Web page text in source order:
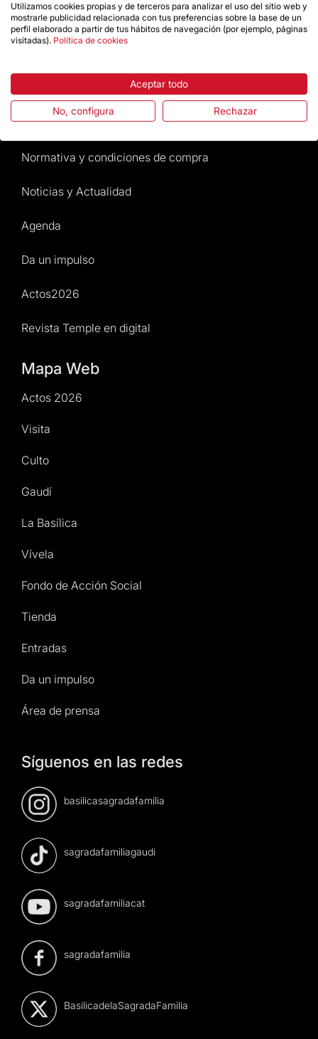
Destacados
Preguntas frecuentes
Atención al Visitante
Normativa y condiciones de compra
Noticias y Actualidad
Agenda
Da un impulso
Actos2026
Revista Temple en digital
Mapa Web
Actos 2026
Visita
Culto
Gaudí
La Basílica
Vívela
Fondo de Acción Social
Tienda
Entradas
Da un impulso
Área de prensa
Síguenos en las redes
basilicasagradafamilia
sagradafamiliagaudi
sagradafamiliacat
sagradafamilia
BasilicadelaSagradaFamilia
Utilizamos cookies propias y de terceros para analizar el uso del sitio web y
mostrarle publicidad relacionada con tus preferencias sobre la base de un
perfil elaborado a partir de tus hábitos de navegación (por ejemplo, páginas
visitadas). Política de cookies
Aceptar todo
No, configura Rechazar